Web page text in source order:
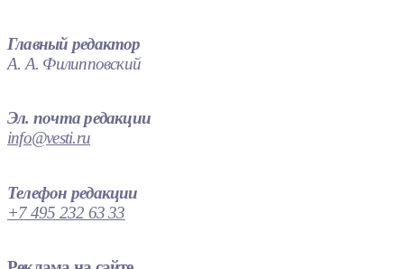
Главный редактор
А. А. Филипповский
Эл. почта редакции
info@vesti.ru
Телефон редакции
+7 495 232 63 33